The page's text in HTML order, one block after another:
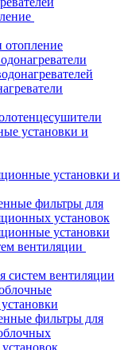
отопление
установки и
установки и
фильтры для
установок
установки
вентиляции
систем вентиляции
фильтры для